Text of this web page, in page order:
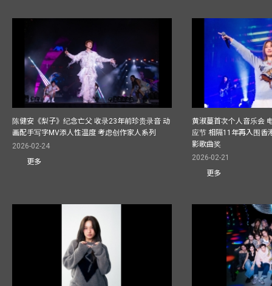
陈健安《梨子》纪念亡父 收录23年前珍贵录音 动
画配手写字MV添人性温度 考虑创作家人系列
2026-02-24
更多
黄淑蔓首次个人音乐会
应节 相隔11年再入围香
影歌曲奖
2026-02-21
更多